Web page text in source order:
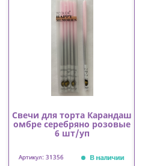
Свечи для торта Карандаш
омбре серебряно розовые
6 шт/уп
Артикул: 31356 В наличии